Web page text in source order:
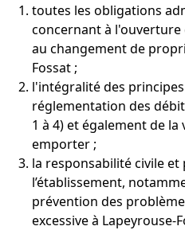
toutes les obligations
concernant à
au changement de
Fossat ;
l'intégralité des
réglementation des
1 à 4) et également de la
emporter ;
la responsabilité civile
l’établissement,
prévention des
excessive à Lapeyrouse-